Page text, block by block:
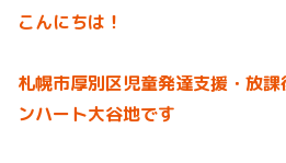
こんにちは！
札幌市厚別区児童発達支援・放
ンハート大谷地です